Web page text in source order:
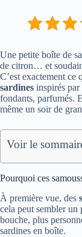
Une petite boîte de
de citron… et
C’est exactement ce
sardines inspirés
fondants, parfumés.
même un soir de
Voir le
Pourquoi ces
À première vue, des
cela peut sembler un
bouche, plus
sardines en boîte.